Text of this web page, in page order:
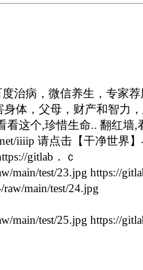
度治病，微信养生，专家
体，父母，财产和智力
看这个,珍惜生命.. 翻红墙,
iiiip 请点击【干净世界
gitlab．ｃ
main/test/23.jpg https://
raw/main/test/24.jpg
main/test/25.jpg https://